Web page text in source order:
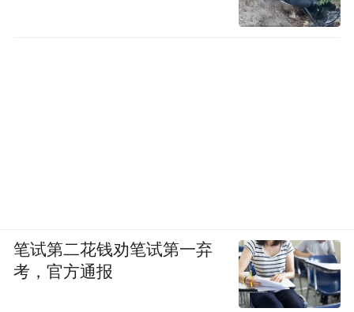
笔试第二花钱劝笔试第一弃
考，官方通报